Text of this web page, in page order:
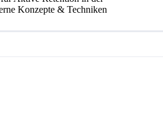
Konzepte & Techniken